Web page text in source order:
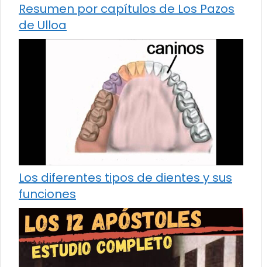
Resumen por capítulos de Los Pazos
de Ulloa
Los diferentes tipos de dientes y sus
funciones